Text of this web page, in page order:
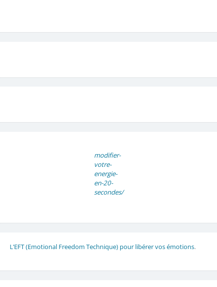
modifier-
votre-
energie-
en-20-
secondes/
L’EFT (Emotional Freedom Technique) pour libérer vos émotions.